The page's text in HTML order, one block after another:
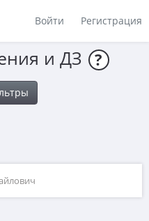
Войти Регистрация
и ДЗ ?